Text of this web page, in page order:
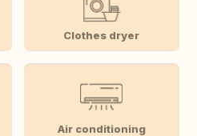
Clothes dryer
Air conditioning